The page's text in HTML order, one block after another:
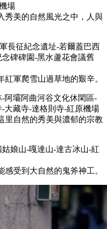
場
秀美的自然風光之中，人與
長征紀念遺址-若爾蓋巴西
碑碑園-黑水蘆花會議舊
軍爬雪山過草地的艱辛。
阿壩阿曲河谷文化休閑區-
大藏寺-達格則寺-紅原機場
里自然的秀美與濃郁的宗教
娘山-嘎達山-達古冰山-紅
受到大自然的鬼斧神工。